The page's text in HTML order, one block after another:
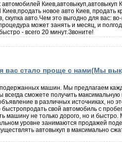
Киев,автовыкуп,автовыкуп
новое авто Киев, продать
авто.Чем это выгодно для вас:
может занять и месяц, и
- всего 20 минут.Звоните!
стало проще с нами(Мы
машин. Мы предлагаем
сможете получить
в различных источниках, но
свой автомобиль с
не только дорого, но и быстро.
уровне занимаются продажей
автовыкуп в максимально